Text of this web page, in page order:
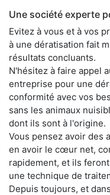
Une société experte
Evitez à vous et à vos
à une dératisation fait
résultats concluants.
N'hésitez à faire appel
entreprise pour une
conformité avec vos
sans les animaux
dont ils sont à l'origine.
Vous pensez avoir des
en avoir le cœur net,
rapidement, et ils
une technique de
Depuis toujours, et